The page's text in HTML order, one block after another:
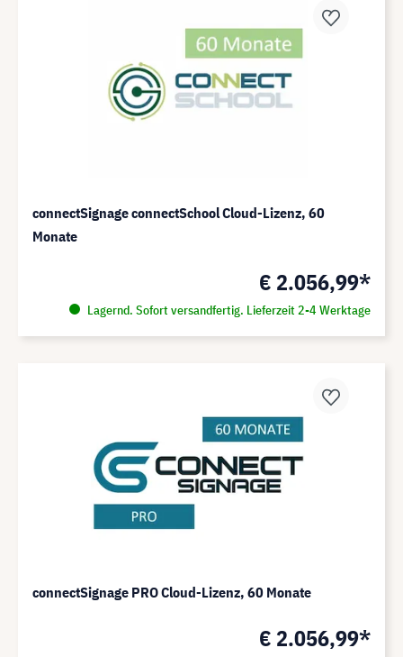
connectSignage connectSchool Cloud-Lizenz, 60
Monate
€ 2.056,99*
Lagernd. Sofort versandfertig. Lieferzeit 2-4 Werktage
connectSignage PRO Cloud-Lizenz, 60 Monate
€ 2.056,99*